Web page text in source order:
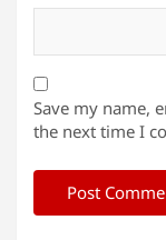
Save my name,
the next time I